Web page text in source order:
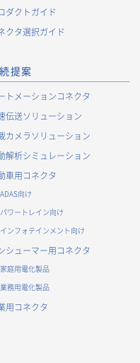
内のため
ベント開催案内等の情報
め
するため
するため
応するため
め
団体・官公庁の方に関す
等業務上必要な対応およ
引先情報の管理のため
ケート調査等への協力依
・届出のため
ダクトガイド
クタ選択ガイド
提案
トメーションコネクタ
伝送ソリューション
カメラソリューション
解析シミュレーション
車用コネクタ
ADAS向け
パワートレイン向け
インフォテインメント向け
シューマー用コネクタ
家庭用電化製品
業務用電化製品
用コネクタ